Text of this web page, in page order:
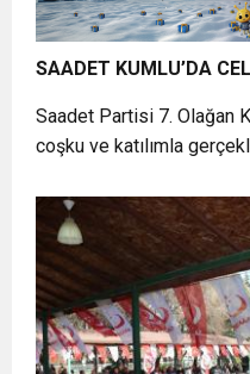
SAADET KUMLU’DA
Saadet Partisi 7. Olağan
coşku ve katılımla